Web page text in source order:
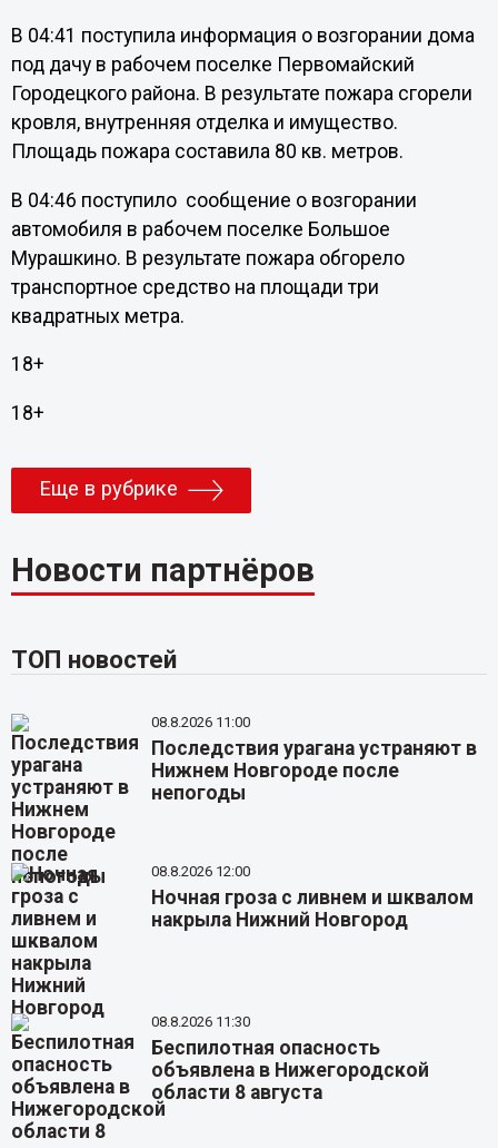
В 04:41 поступила информация о возгорании дома
под дачу в рабочем поселке Первомайский
Городецкого района. В результате пожара сгорели
кровля, внутренняя отделка и имущество.
Площадь пожара составила 80 кв. метров.
В 04:46 поступило сообщение о возгорании
автомобиля в рабочем поселке Большое
Мурашкино. В результате пожара обгорело
транспортное средство на площади три
квадратных метра.
18+
18+
Еще в рубрике
Новости партнёров
ТОП новостей
08.8.2026 11:00
Последствия урагана устраняют в
Нижнем Новгороде после
непогоды
08.8.2026 12:00
Ночная гроза с ливнем и шквалом
накрыла Нижний Новгород
08.8.2026 11:30
Беспилотная опасность
объявлена в Нижегородской
области 8 августа